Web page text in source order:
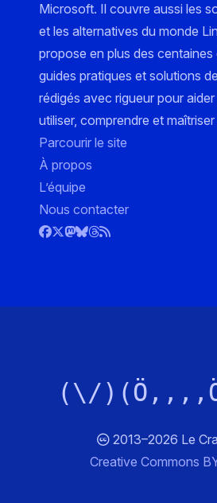
Microsoft. Il couvre aussi les
et les alternatives du monde
propose en plus des centaines
guides pratiques et solutions
rédigés avec rigueur pour
utiliser, comprendre et
Parcourir le site
À propos
L’équipe
Nous contacter
(\/
2013–2026 Le
Creative Commons